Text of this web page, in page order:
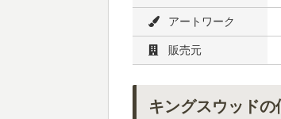
アートワーク
販売元
キングスウッドの